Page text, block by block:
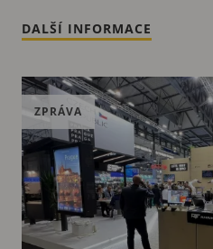
DALŠÍ INFORMACE
ZPRÁVA